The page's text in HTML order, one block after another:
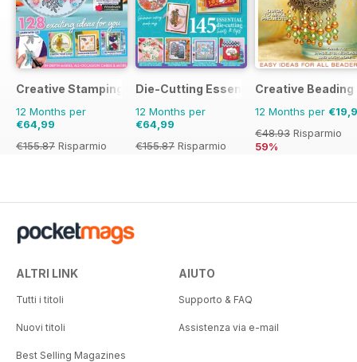
Creative Stamping
12 Months per
€64,99
€155.87 Risparmio
Die-Cutting Essentials
12 Months per
€64,99
€155.87 Risparmio
Creative Beading
12 Months per
€48.93 Risparmio
59%
ALTRI LINK
Tutti i titoli
Nuovi titoli
Best Selling Magazines
AIUTO
Supporto & FAQ
Assistenza via e-mail